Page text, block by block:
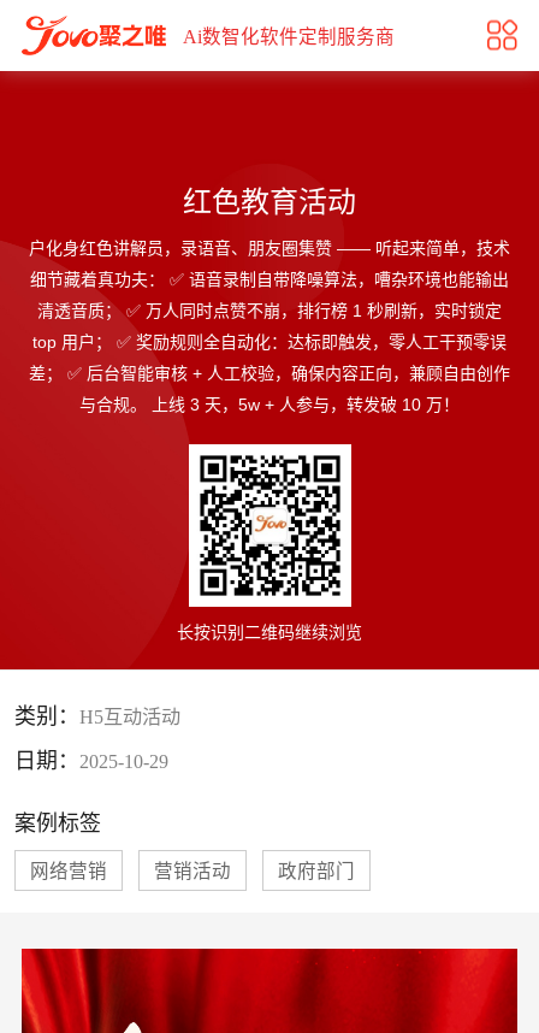
红色教育活动
Ai数智化软件定制服务商
红色教育活动
户化身红色讲解员，录语音、朋友圈集赞 —— 听起来简单，技术
细节藏着真功夫： ✅ 语音录制自带降噪算法，嘈杂环境也能输出
清透音质； ✅ 万人同时点赞不崩，排行榜 1 秒刷新，实时锁定
top 用户； ✅ 奖励规则全自动化：达标即触发，零人工干预零误
差； ✅ 后台智能审核 + 人工校验，确保内容正向，兼顾自由创作
与合规。 上线 3 天，5w + 人参与，转发破 10 万！
长按识别二维码继续浏览
类别： H5互动活动
日期： 2025-10-29
案例标签
网络营销 营销活动 政府部门